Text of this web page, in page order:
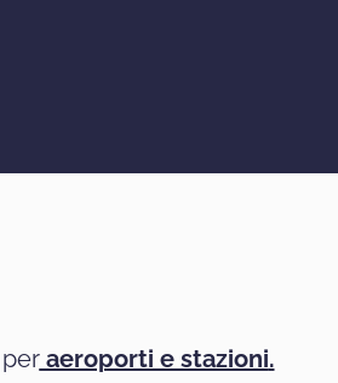
aeroporti e stazioni.